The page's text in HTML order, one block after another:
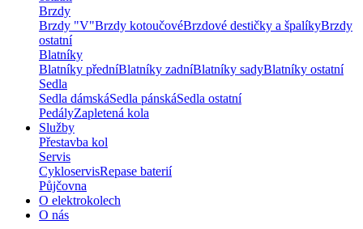
Brzdy
Brzdy "V"Brzdy kotoučovéBrzdové destičky a špalíkyBrzdy
ostatní
Blatníky
Blatníky předníBlatníky zadníBlatníky sadyBlatníky ostatní
Sedla
Sedla dámskáSedla pánskáSedla ostatní
PedályZapletená kola
Služby
Přestavba kol
Servis
CykloservisRepase baterií
Půjčovna
O elektrokolech
O nás